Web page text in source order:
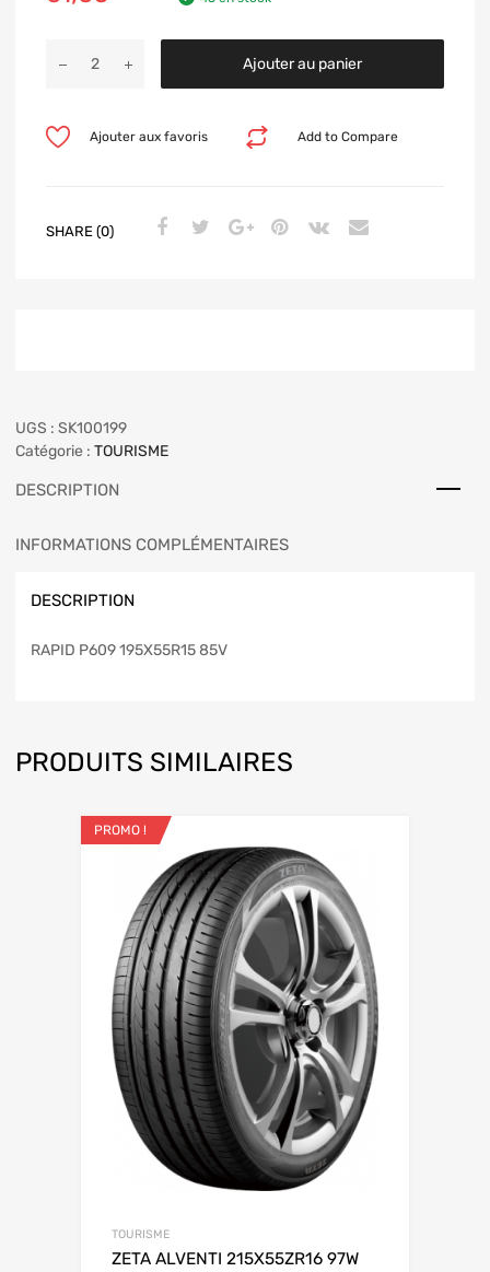
Ajouter au panier
Add to Compare
Ajouter aux favoris
SHARE (0)
UGS : SK100199
Catégorie : TOURISME
DESCRIPTION
INFORMATIONS COMPLÉMENTAIRES
DESCRIPTION
RAPID P609 195X55R15 85V
PRODUITS SIMILAIRES
PROMO !
TOURISME
ZETA ALVENTI 215X55ZR16 97W